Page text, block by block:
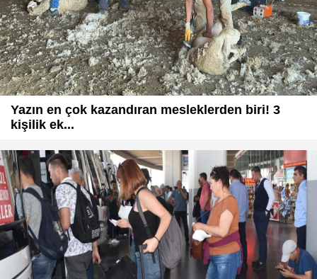
Yazın en çok kazandıran mesleklerden biri! 3
kişilik ek...